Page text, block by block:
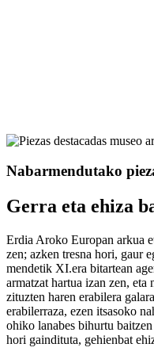
Nabarmendutako
Gerra eta ehiza
Erdia Aroko Europan arkua
zen; azken tresna hori, gaur
mendetik XI.era bitartean
armatzat hartua izan zen,
zituzten haren erabilera
erabilerraza, ezen itsasoko
ohiko lanabes bihurtu
hori gaindituta, gehienbat